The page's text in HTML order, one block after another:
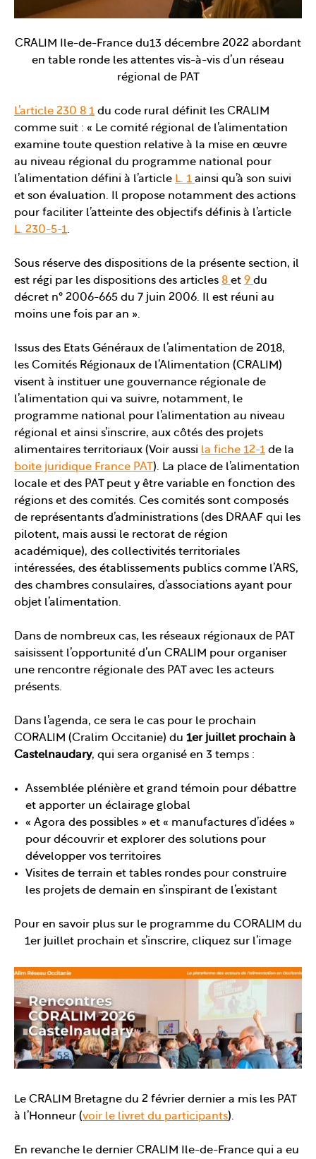
CRALIM Ile-de-France du13 décembre 2022 abordant
en table ronde les attentes vis-à-vis d’un réseau
régional de PAT
L’article 230 8 1 du code rural définit les CRALIM
comme suit : « Le comité régional de l’alimentation
examine toute question relative à la mise en œuvre
au niveau régional du programme national pour
l’alimentation défini à l’article L. 1 ainsi qu’à son suivi
et son évaluation. Il propose notamment des actions
pour faciliter l’atteinte des objectifs définis à l’article
L. 230-5-1.
Sous réserve des dispositions de la présente section, il
est régi par les dispositions des articles 8 et 9 du
décret n° 2006-665 du 7 juin 2006. Il est réuni au
moins une fois par an ».
Issus des Etats Généraux de l’alimentation de 2018,
les Comités Régionaux de l’Alimentation (CRALIM)
visent à instituer une gouvernance régionale de
l’alimentation qui va suivre, notamment, le
programme national pour l’alimentation au niveau
régional et ainsi s’inscrire, aux côtés des projets
alimentaires territoriaux (Voir aussi la fiche 12-1 de la
boite juridique France PAT). La place de l’alimentation
locale et des PAT peut y être variable en fonction des
régions et des comités. Ces comités sont composés
de représentants d’administrations (des DRAAF qui les
pilotent, mais aussi le rectorat de région
académique), des collectivités territoriales
intéressées, des établissements publics comme l’ARS,
des chambres consulaires, d’associations ayant pour
objet l’alimentation.
Dans de nombreux cas, les réseaux régionaux de PAT
saisissent l’opportunité d’un CRALIM pour organiser
une rencontre régionale des PAT avec les acteurs
présents.
Dans l’agenda, ce sera le cas pour le prochain
CORALIM (Cralim Occitanie) du 1er juillet prochain à
Castelnaudary, qui sera organisé en 3 temps :
Assemblée plénière et grand témoin pour débattre
et apporter un éclairage global
« Agora des possibles » et « manufactures d’idées »
pour découvrir et explorer des solutions pour
développer vos territoires
Visites de terrain et tables rondes pour construire
les projets de demain en s’inspirant de l’existant
Pour en savoir plus sur le programme du CORALIM du
1er juillet prochain et s’inscrire, cliquez sur l’image
Le CRALIM Bretagne du 2 février dernier a mis les PAT
à l’Honneur (voir le livret du participants).
En revanche le dernier CRALIM Ile-de-France qui a eu